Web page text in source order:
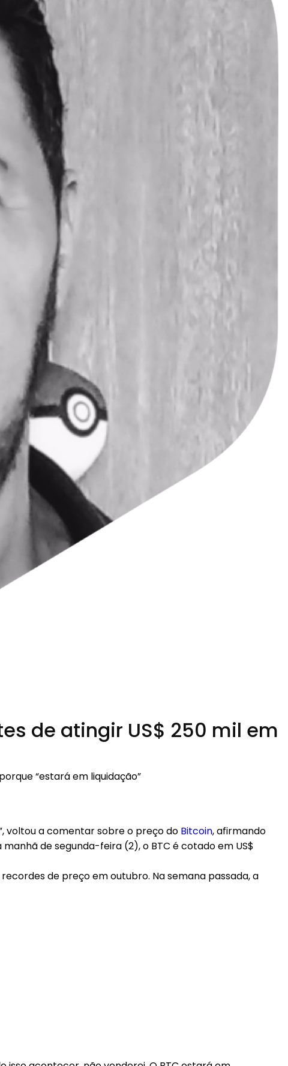
de atingir US$ 250 mil em
“estará em liquidação”
voltou a comentar sobre o preço do Bitcoin, afirmando
de segunda-feira (2), o BTC é cotado em US$
de preço em outubro. Na semana passada, a